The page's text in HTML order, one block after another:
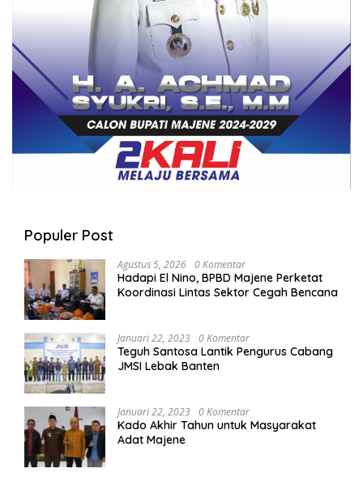
Populer Post
Agustus 5, 2026 0 Komentar
Hadapi El Nino, BPBD Majene Perketat
Koordinasi Lintas Sektor Cegah Bencana
Januari 22, 2023 0 Komentar
Teguh Santosa Lantik Pengurus Cabang
JMSI Lebak Banten
Januari 22, 2023 0 Komentar
Kado Akhir Tahun untuk Masyarakat
Adat Majene